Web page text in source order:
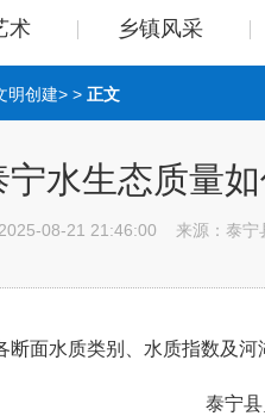
术 乡镇风采
明创建> > 正文
宁水生态质量
2025-08-21 21:46:00 来源：泰宁
面水质类别、水质指数及河
泰宁